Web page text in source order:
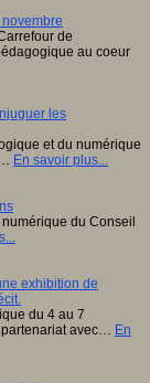
de
au coeur
les
et du numérique
En savoir plus...
du Conseil
exhibition de
du 4 au 7
avec… En